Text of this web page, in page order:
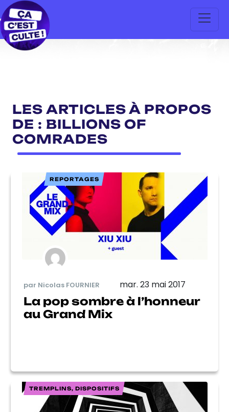
LES ARTICLES À PROPOS
DE : BILLIONS OF
COMRADES
REPORTAGES
par Nicolas FOURNIER mar. 23 mai 2017
La pop sombre à l’honneur
au Grand Mix
TREMPLINS, DISPOSITIFS